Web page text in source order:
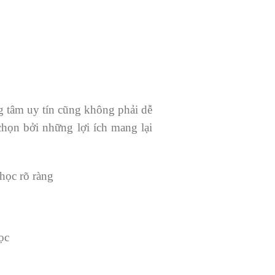
tâm uy tín cũng không phải dễ
bởi những lợi ích mang lại
rõ ràng